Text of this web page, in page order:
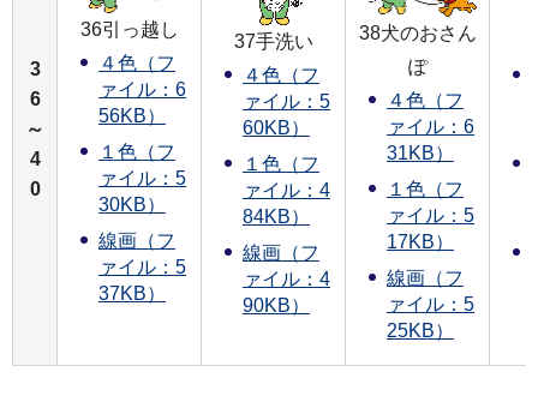
3
6
～
4
0
36引っ越し
４色（フ
ァイル：6
56KB）
１色（フ
ァイル：5
30KB）
線画（フ
ァイル：5
37KB）
37手洗い
４色（フ
ァイル：5
60KB）
１色（フ
ァイル：4
84KB）
線画（フ
ァイル：4
90KB）
38犬のおさん
ぽ
４色（フ
ァイル：6
31KB）
１色（フ
ァイル：5
17KB）
線画（フ
ァイル：5
25KB）